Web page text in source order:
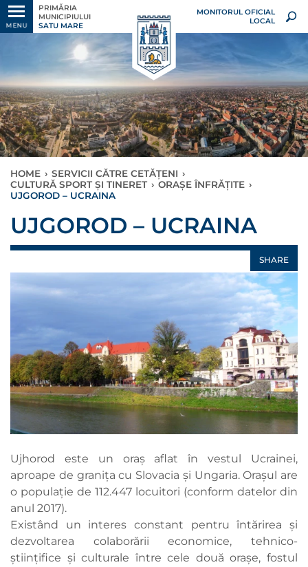
MENU
PRIMĂRIA
MUNICIPIULUI
SATU MARE
MONITORUL OFICIAL
LOCAL
HOME › SERVICII CĂTRE CETĂȚENI ›
CULTURĂ SPORT ȘI TINERET › ORAȘE ÎNFRĂȚITE ›
UJGOROD – UCRAINA
UJGOROD – UCRAINA
SHARE
Ujhorod este un oraș aflat în vestul Ucrainei,
aproape de granița cu Slovacia și Ungaria. Orașul are
o populație de 112.447 locuitori (conform datelor din
anul 2017).
Existând un interes constant pentru întărirea și
dezvoltarea colaborării economice, tehnico-
științifice și culturale între cele două orașe, fostul